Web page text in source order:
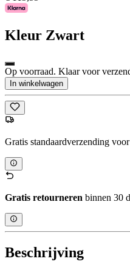
Kleur Zwart
Op voorraad. Klaar voor
In winkelwagen
Gratis standaardverzending
Gratis retourneren binnen 30
Beschrijving